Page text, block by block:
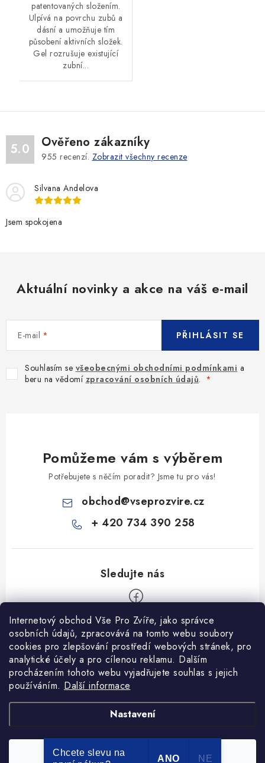
Internetový obchod Vše Pro Zvíře, jako správce
osobních údajů, zpracovává na tomto webu soubory
cookies pro zlepšování prostředí webových stránek, pro
analytické účely a pro cílenou reklamu. Dalším
procházením tohoto webu vyjadřujete souhlas s jejich
používáním. Další informace
Nastavení
Souhlasím
patentovaných složením.
Ulpívá na povrchu zubů a
dásní a umožňuje tím
působení aktivních složek.
Gel rozrušuje existující
zubní...
5.0 Ověřeno zákazníky
955 recenzí. Zobrazit všechny recenze
Silvana Andelova
Jsem spokojena
Aktuální novinky a akce na váš e-mail
E-mail
Souhlasím se všeobecnými obchodními podmínkami a
beru na vědomí zpracování osobních údajů.
PŘIHLÁSIT SE
Pomůžeme vám s výběrem
Potřebujete s něčím poradit? Jsme tu pro vás!
obchod@vseprozvire.cz
+ 420 734 390 258
Informace pro Vás
Ceník dopravy
Kontakty
Obchodní podmínky
Podmínky ochrany osobních údajů
Heuréka recenze
Copyright 2026Vše Pro Zvíře . Všechna práva vyhrazena.
Chcete slevu na
ANO NE